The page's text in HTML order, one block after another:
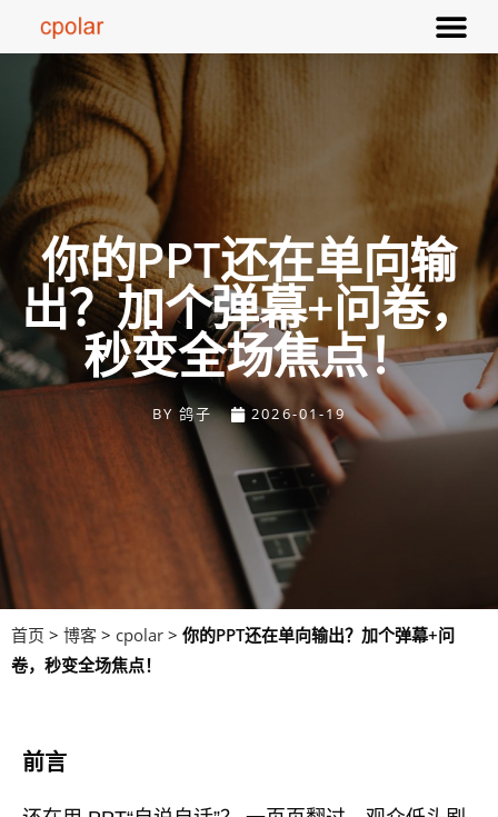
你的PPT还在单向输
出？加个弹幕+问卷，
秒变全场焦点！
BY 鸽子 2026-01-19
首页 > 博客 > cpolar > 你的PPT还在单向输出？加个弹幕+问
卷，秒变全场焦点！
前言